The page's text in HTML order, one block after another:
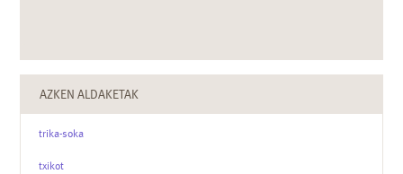
AZKEN ALDAKETAK
trika-soka
txikot